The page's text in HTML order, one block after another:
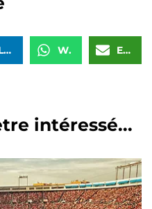
LinkedIn WhatsApp Email
intéressé...